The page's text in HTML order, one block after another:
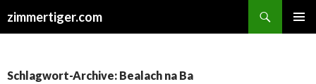
zimmertiger.com
Schlagwort-Archive: Bealach na Ba